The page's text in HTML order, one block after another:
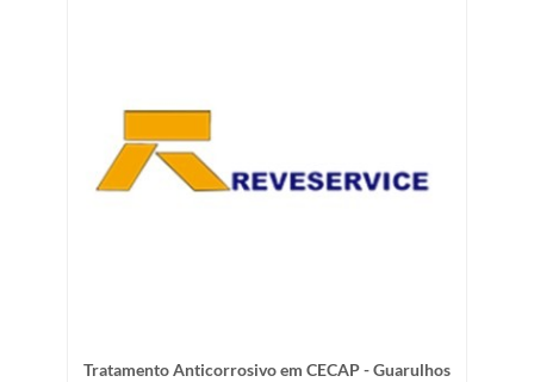
Tratamento Anticorrosivo em CECAP - Guarulhos